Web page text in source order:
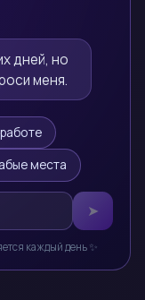
дней, но
меня.
места
➤
каждый день ✨